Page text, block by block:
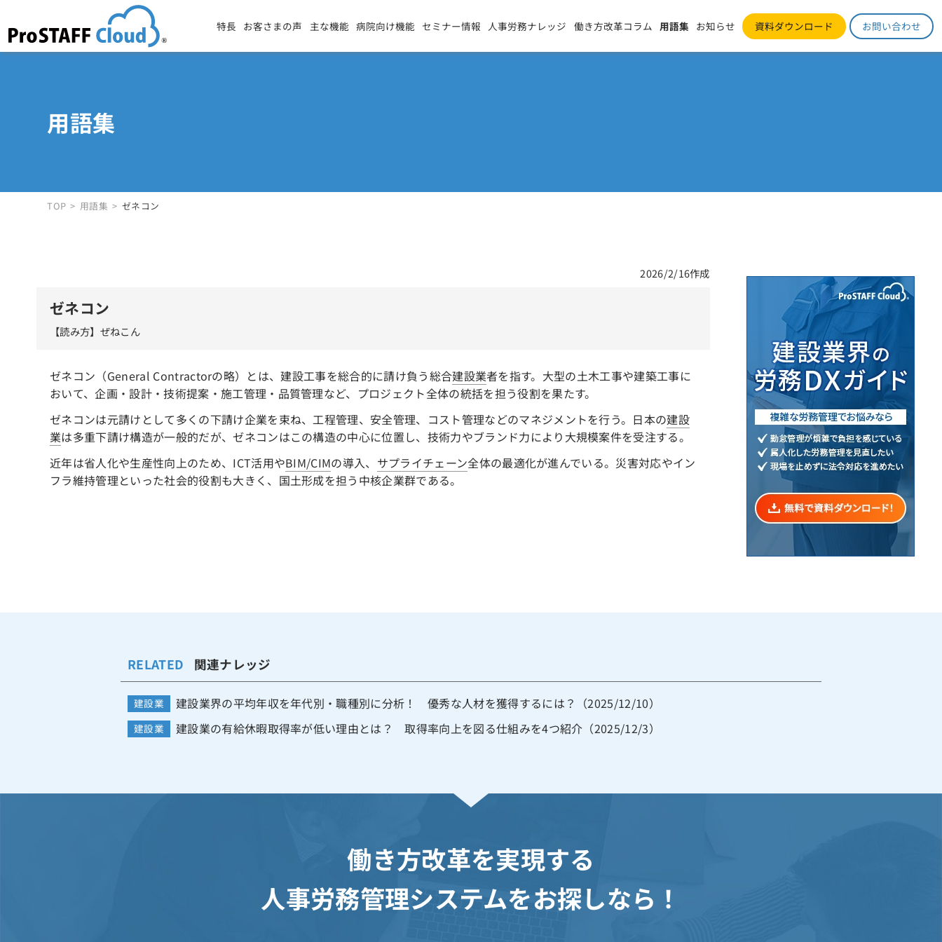
特長 お客さまの声 主な機能 病院向け機能 セミナー情報 人事労務ナレッジ 働き方改革コラム 用語集 お知らせ 資料ダウンロード お問い合わせ
用語集
TOP 用語集 ゼネコン
2026/2/16作成
ゼネコン
【読み方】ぜねこん
ゼネコン（General Contractorの略）とは、建設工事を総合的に請け負う総合建設業者を指す。大型の土木工事や建築工事に
おいて、企画・設計・技術提案・施工管理・品質管理など、プロジェクト全体の統括を担う役割を果たす。
ゼネコンは元請けとして多くの下請け企業を束ね、工程管理、安全管理、コスト管理などのマネジメントを行う。日本の建設
業は多重下請け構造が一般的だが、ゼネコンはこの構造の中心に位置し、技術力やブランド力により大規模案件を受注する。
近年は省人化や生産性向上のため、ICT活用やBIM/CIMの導入、 サプライチェーン全体の最適化が進んでいる。災害対応やイン
フラ維持管理といった社会的役割も大きく、国土形成を担う中核企業群である。
RELATED 関連ナレッジ
建設業 建設業界の平均年収を年代別・職種別に分析！ 優秀な人材を獲得するには？（2025/12/10）
建設業 建設業の有給休暇取得率が低い理由とは？ 取得率向上を図る仕組みを4つ紹介（2025/12/3）
働き方改革を実現する
人事労務管理システムをお探しなら！